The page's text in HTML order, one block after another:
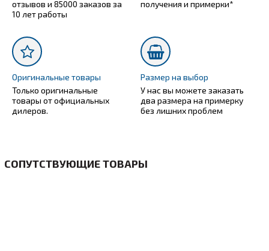
отзывов и 85000 заказов за
10 лет работы
получения и примерки*
Оригинальные товары
Только оригинальные
товары от официальных
дилеров.
Размер на выбор
У нас вы можете заказать
два размера на примерку
без лишних проблем
СОПУТСТВУЮЩИЕ ТОВАРЫ